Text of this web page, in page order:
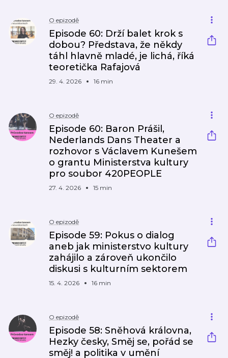
O epizodě
Episode 60: Drží balet krok s
dobou? Představa, že někdy
táhl hlavně mladé, je lichá, říká
teoretička Rafajová
29. 4. 2026 16 min
O epizodě
Episode 60: Baron Prášil,
Nederlands Dans Theater a
rozhovor s Václavem Kunešem
o grantu Ministerstva kultury
pro soubor 420PEOPLE
27. 4. 2026 15 min
O epizodě
Episode 59: Pokus o dialog
aneb jak ministerstvo kultury
zahájilo a zároveň ukončilo
diskusi s kulturním sektorem
15. 4. 2026 16 min
O epizodě
Episode 58: Sněhová královna,
Hezky česky, Směj se, pořád se
směj! a politika v umění